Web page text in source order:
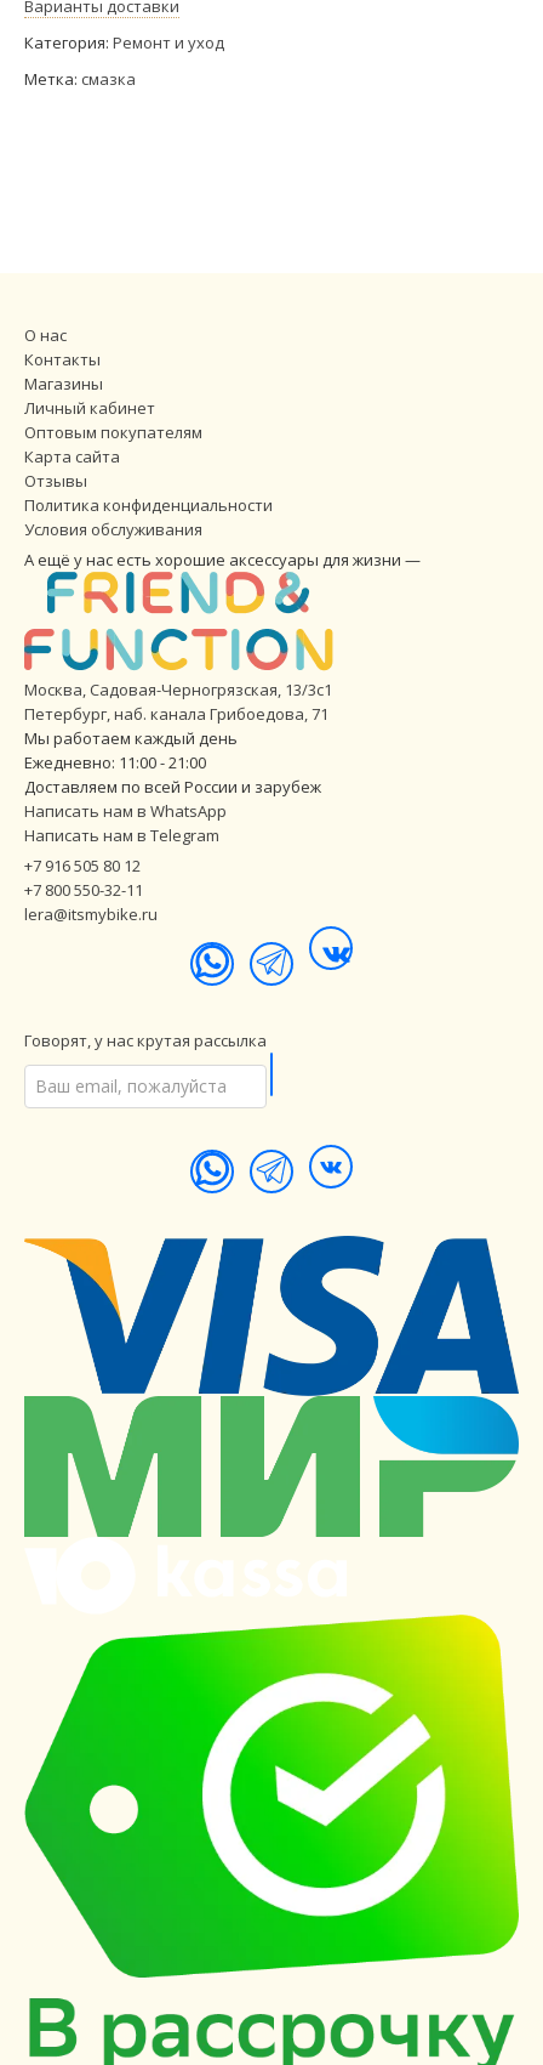
Варианты доставки
Категория: Ремонт и уход
Метка: смазка
О нас
Контакты
Магазины
Личный кабинет
Оптовым покупателям
Карта сайта
Отзывы
Политика конфиденциальности
Условия обслуживания
А ещё у нас есть хорошие аксессуары для жизни —
Москва, Садовая-Черногрязская, 13/3с1
Петербург,наб. канала Грибоедова, 71
Мы работаем каждый день
Ежедневно: 11:00 - 21:00
Доставляем по всей России и зарубеж
Написать нам в WhatsApp
Написать нам в Telegram
+7 916 505 80 12
+7 800 550-32-11
lera@itsmybike.ru
Говорят, у нас крутая рассылка